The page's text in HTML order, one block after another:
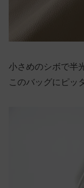
小さめのシボで半
このバッグにピッ